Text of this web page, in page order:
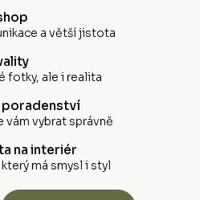
a větší jistota
fotky, ale i realita
vám vybrat správně
na interiér
má smysl i styl